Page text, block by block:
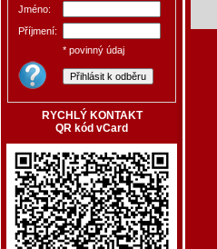
Jméno:
Příjmení:
* povinný údaj
RYCHLÝ KONTAKT
QR kód vCard